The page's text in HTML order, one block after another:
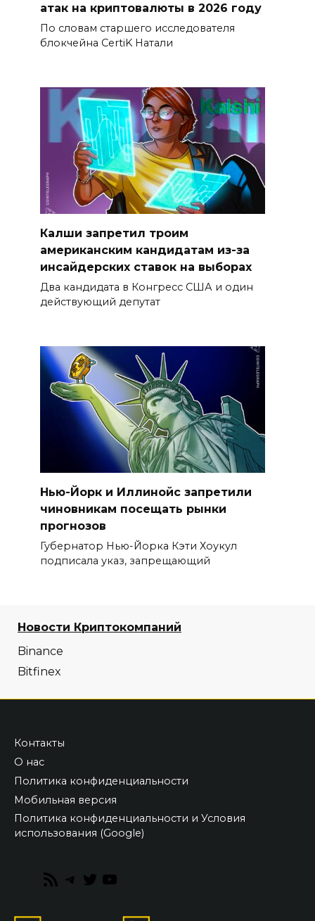
атак на криптовалюты в 2026 году
По словам старшего исследователя
блокчейна CertiK Натали
Калши запретил троим
американским кандидатам из-за
инсайдерских ставок на выборах
Два кандидата в Конгресс США и один
действующий депутат
Нью-Йорк и Иллинойс запретили
чиновникам посещать рынки
прогнозов
Губернатор Нью-Йорка Кэти Хоукул
подписала указ, запрещающий
Новости Криптокомпаний
Binance
Bitfinex
Контакты
О нас
Политика конфиденциальности
Мобильная версия
Политика конфиденциальности и Условия
использования (Google)
RSS
Telegram
Twitter